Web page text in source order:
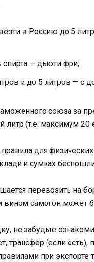
в Россию до 5
спирта — дьюти фри;
и до 5 литров — с
союза за
литр (т.е. максимум 20
для
и сумках
перевозить на
самогон может
не забудьте
трансфер (если
при экспорте